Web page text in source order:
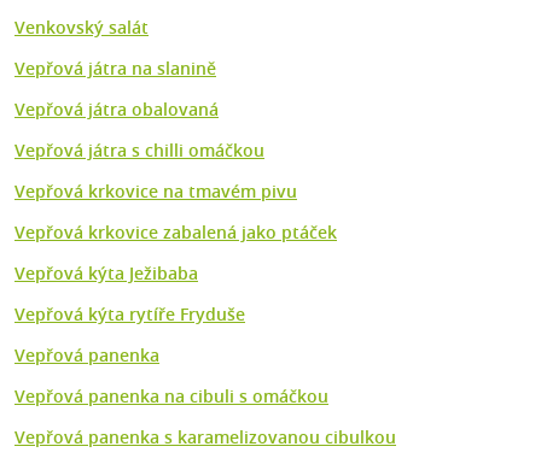
Venkovský salát
Vepřová játra na slanině
Vepřová játra obalovaná
Vepřová játra s chilli omáčkou
Vepřová krkovice na tmavém pivu
Vepřová krkovice zabalená jako ptáček
Vepřová kýta Ježibaba
Vepřová kýta rytíře Fryduše
Vepřová panenka
Vepřová panenka na cibuli s omáčkou
Vepřová panenka s karamelizovanou cibulkou